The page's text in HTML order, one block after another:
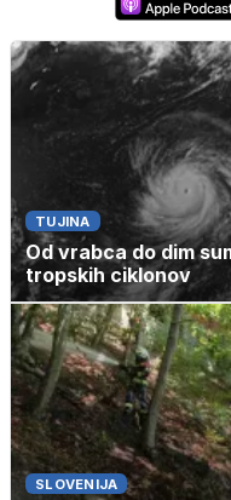
TUJINA
Od vrabca do dim
tropskih ciklonov
SLOVENIJA